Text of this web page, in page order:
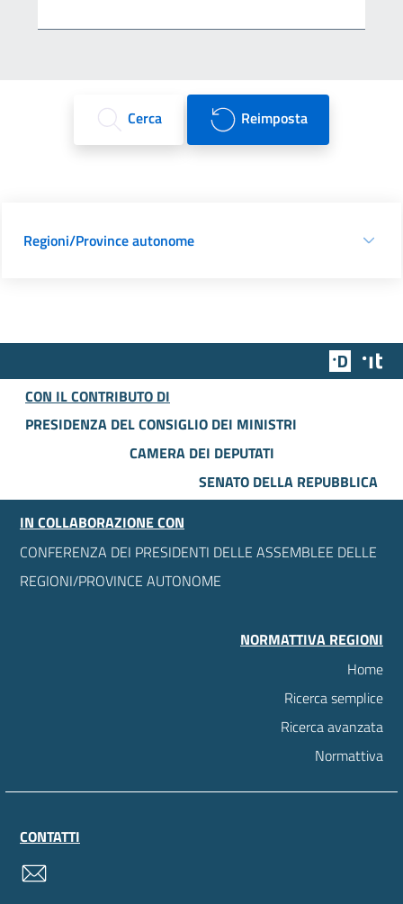
Cerca Reimposta
Regioni/Province autonome
Team
CON IL CONTRIBUTO DI
PRESIDENZA DEL CONSIGLIO DEI MINISTRI
CAMERA DEI DEPUTATI
SENATO DELLA REPUBBLICA
IN COLLABORAZIONE CON
CONFERENZA DEI PRESIDENTI DELLE ASSEMBLEE DELLE
REGIONI/PROVINCE AUTONOME
NORMATTIVA REGIONI
Home
Ricerca semplice
Ricerca avanzata
Normattiva
CONTATTI